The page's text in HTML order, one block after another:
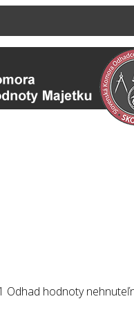
Odhad hodnoty